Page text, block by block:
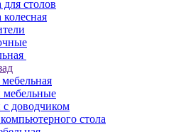
столов
мебельные
доводчиком
стола